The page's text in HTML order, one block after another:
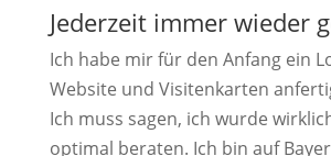
Jederzeit immer wieder
Ich habe mir für den Anfang ein
Website und Visitenkarten
Ich muss sagen, ich wurde
optimal beraten. Ich bin auf